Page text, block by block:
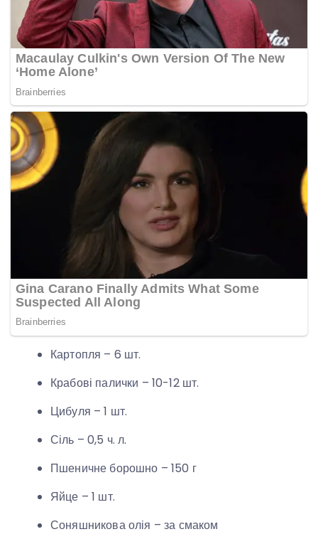
Картопля – 6 шт.
Крабові палички – 10-12 шт.
Цибуля – 1 шт.
Сіль – 0,5 ч. л.
Пшеничне борошно – 150 г
Яйце – 1 шт.
Соняшникова олія – за смаком